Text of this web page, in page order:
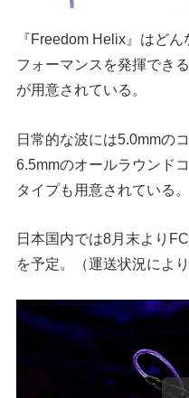
『Freedom Helix』はど
フォーマンスを発揮でき
が用意されている。
日常的な波には5.0mmの
6.5mmのオールラウンド
タイプも用意されている。
日本国内では8月末より
を予定。（運送状況によ